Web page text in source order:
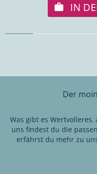
IN
Der
Was gibt es Wertvolleres,
uns findest du die
erfährst du mehr zu